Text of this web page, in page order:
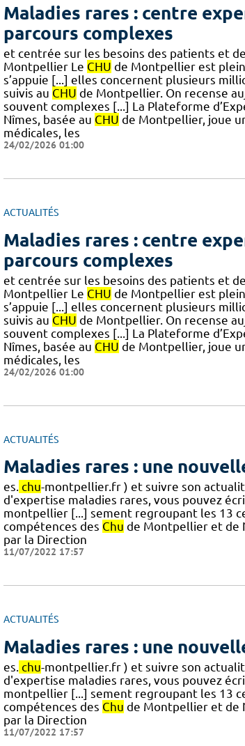
Maladies rares : centre
parcours complexes
et centrée sur les besoins des patients et
Montpellier Le CHU de Montpellier est
s’appuie [...] elles concernent plusieurs
suivis au CHU de Montpellier. On recense
souvent complexes [...] La Plateforme
Nîmes, basée au CHU de Montpellier, joue
médicales, les
24/02/2026 01:00
ACTUALITÉS
Maladies rares : centre
parcours complexes
et centrée sur les besoins des patients et
Montpellier Le CHU de Montpellier est
s’appuie [...] elles concernent plusieurs
suivis au CHU de Montpellier. On recense
souvent complexes [...] La Plateforme
Nîmes, basée au CHU de Montpellier, joue
médicales, les
24/02/2026 01:00
ACTUALITÉS
Maladies rares : une
es. chu-montpellier.fr ) et suivre son
d'expertise maladies rares, vous pouvez
montpellier [...] sement regroupant les 13
compétences des Chu de Montpellier et de
par la Direction
11/07/2022 17:57
ACTUALITÉS
Maladies rares : une
es. chu-montpellier.fr ) et suivre son
d'expertise maladies rares, vous pouvez
montpellier [...] sement regroupant les 13
compétences des Chu de Montpellier et de
par la Direction
11/07/2022 17:57